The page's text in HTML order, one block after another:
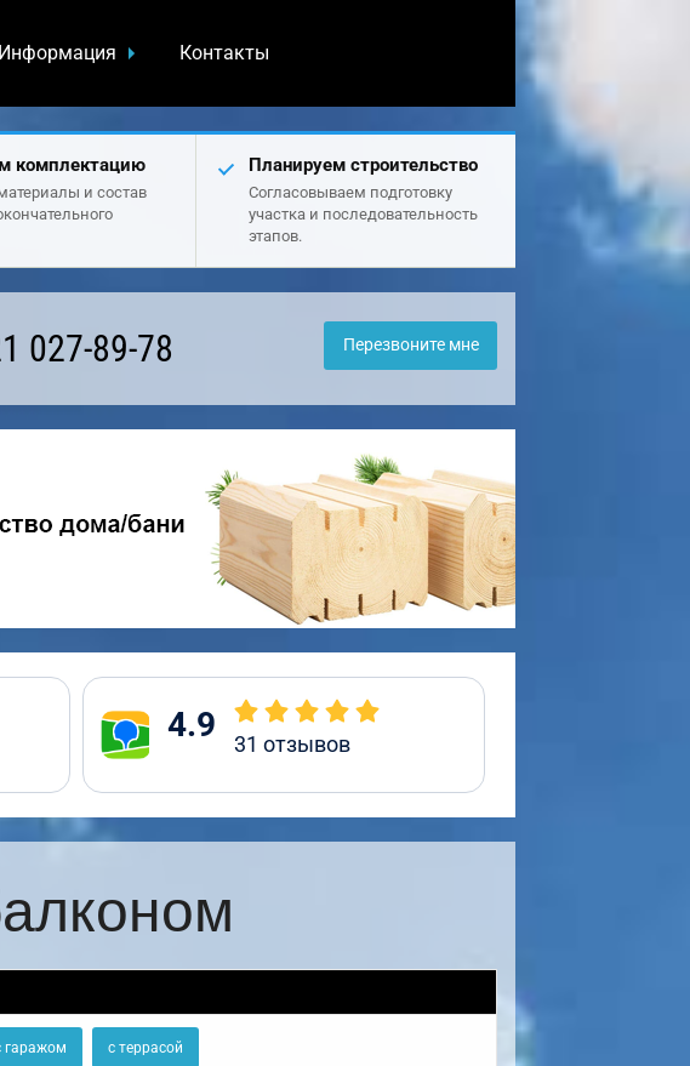
Информация Контакты
комплектацию
и состав
Планируем строительство
Согласовываем подготовку
участка и последовательность
этапов.
027-89-78 Перезвоните мне
4.9 31 отзывов
гаражом с террасой